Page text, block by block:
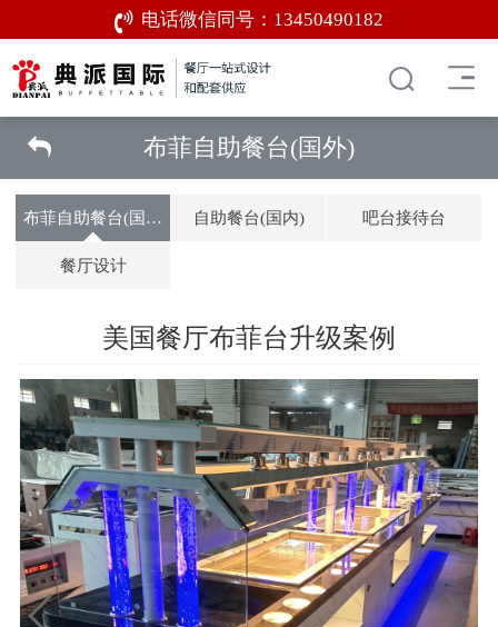
电话微信同号： 13450490182
布菲自助餐台(国外)
布菲自助餐台(国外) 自助餐台(国内) 吧台接待台
餐厅设计
美国餐厅布菲台升级案例